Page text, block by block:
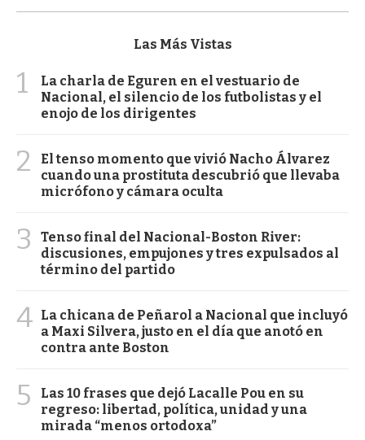
Las Más Vistas
1
La charla de Eguren en el vestuario de
Nacional, el silencio de los futbolistas y el
enojo de los dirigentes
2
El tenso momento que vivió Nacho Álvarez
cuando una prostituta descubrió que llevaba
micrófono y cámara oculta
3
Tenso final del Nacional-Boston River:
discusiones, empujones y tres expulsados al
término del partido
4 La chicana de Peñarol a Nacional que incluyó
a Maxi Silvera, justo en el día que anotó en
contra ante Boston
5
Las 10 frases que dejó Lacalle Pou en su
regreso: libertad, política, unidad y una
mirada “menos ortodoxa”